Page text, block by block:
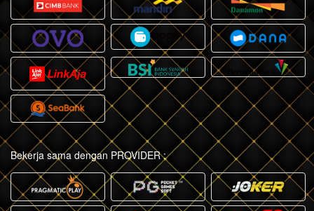
Bekerja sama dengan PROVIDER :